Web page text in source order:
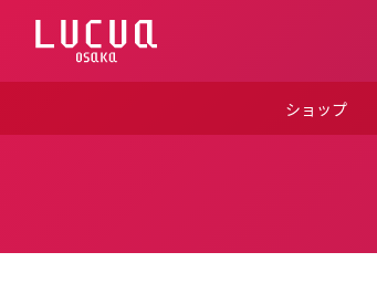
ス
ショップ